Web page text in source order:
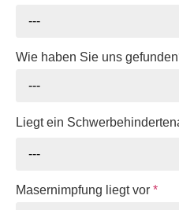
---
Wie haben Sie uns
---
Liegt ein
---
Masernimpfung liegt vor *